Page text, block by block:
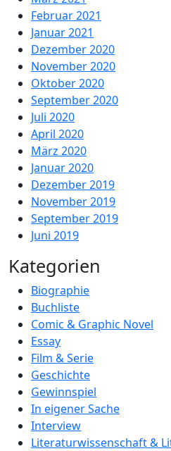
Februar 2021
Januar 2021
Dezember 2020
November 2020
Oktober 2020
September 2020
Juli 2020
April 2020
März 2020
Januar 2020
Dezember 2019
November 2019
September 2019
Juni 2019
Kategorien
Biographie
Buchliste
Comic & Graphic Novel
Essay
Film & Serie
Geschichte
Gewinnspiel
In eigener Sache
Interview
Literaturwissenschaft &